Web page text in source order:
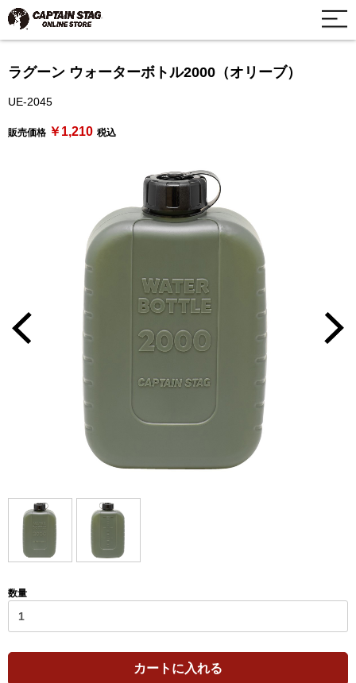
ラグーン ウォーターボトル2000（オリーブ）
UE-2045
販売価格 ￥1,210 税込
数量
カートに入れる